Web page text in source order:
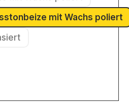
(Diese Option ist zurzeit nicht
mit Wachs poliert
(Diese Option ist zurzeit
ist zurzeit nicht verfügbar.)
nicht verfügbar.)